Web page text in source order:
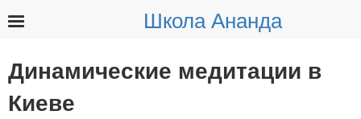
Школа Ананда
Динамические медитации в
Киеве